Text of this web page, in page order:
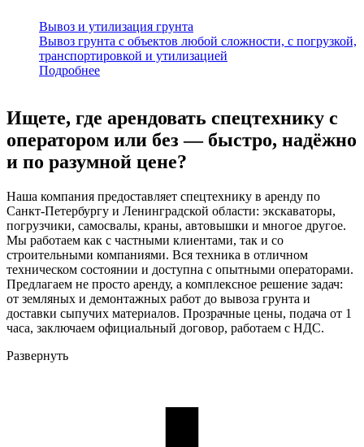
Вывоз и утилизация грунта
Вывоз грунта с объектов любой сложности, с погрузкой,
транспортировкой и утилизацией
Подробнее
Ищете, где арендовать спецтехнику с
оператором или без — быстро, надёжно
и по разумной цене?
Наша компания предоставляет спецтехнику в аренду по
Санкт-Петербургу и Ленинградской области: экскаваторы,
погрузчики, самосвалы, краны, автовышки и многое другое.
Мы работаем как с частными клиентами, так и со
строительными компаниями. Вся техника в отличном
техническом состоянии и доступна с опытными операторами.
Предлагаем не просто аренду, а комплексное решение задач:
от земляных и демонтажных работ до вывоза грунта и
доставки сыпучих материалов. Прозрачные цены, подача от 1
часа, заключаем официальный договор, работаем с НДС.
Развернуть